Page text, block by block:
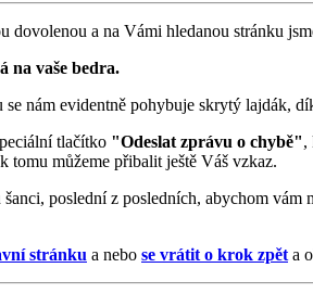
dovolenou a na Vámi hledanou stránku
na vaše bedra.
nám evidentně pohybuje skrytý lajdák,
tlačítko "Odeslat zprávu o chybě",
tomu můžeme přibalit ještě Váš vzkaz.
poslední z posledních, abychom
stránku a nebo se vrátit o krok zpět a